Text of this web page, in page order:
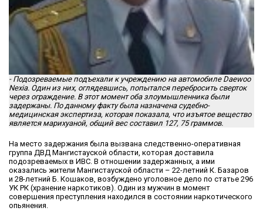
- Подозреваемые подъехали к учреждению на автомобиле Daewoo
Nexia. Один из них, оглядевшись, попытался перебросить сверток
через ограждение. В этот момент оба злоумышленника были
задержаны. По данному факту была назначена судебно-
медицинская экспертиза, которая показала, что изъятое вещество
является марихуаной, общий вес составил 127, 75 граммов.
На место задержания была вызвана следственно-оперативная
группа ДВД Мангистауской области, которая доставила
подозреваемых в ИВС. В отношении задержанных, а ими
оказались жители Мангистауской области – 22-летний К. Базаров
и 28-летний Б. Кошаков, возбуждено уголовное дело по статье 296
УК РК (хранение наркотиков). Один из мужчин в момент
совершения преступления находился в состоянии наркотического
опьянения.